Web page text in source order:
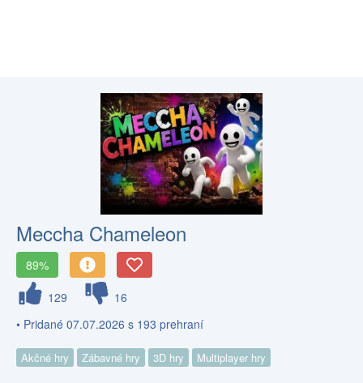
Meccha Chameleon
89%
129
16
• Pridané 07.07.2026 s 193 prehraní
Akčné hry Zábavné hry 3D hry Multiplayer hry